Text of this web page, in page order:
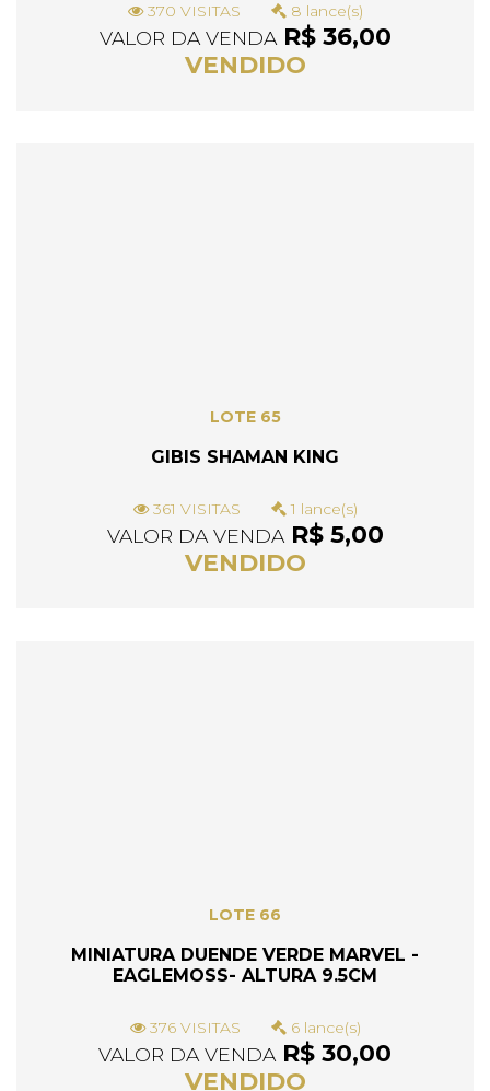
370 VISITAS 8 lance(s)
VALOR DA VENDAR$ 36,00
VENDIDO
LOTE 65
GIBIS SHAMAN KING
361 VISITAS 1 lance(s)
VALOR DA VENDAR$ 5,00
VENDIDO
LOTE 66
MINIATURA DUENDE VERDE MARVEL -
EAGLEMOSS- ALTURA 9.5CM
376 VISITAS 6 lance(s)
VALOR DA VENDAR$ 30,00
VENDIDO